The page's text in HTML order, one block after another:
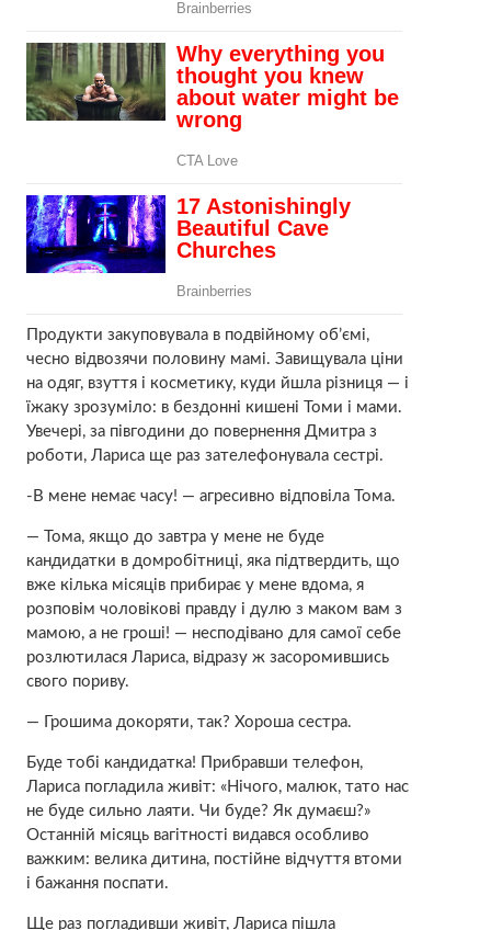
Продукти закуповувала в подвійному об’ємі,
чесно відвозячи половину мамі. Завищувала ціни
на одяг, взуття і косметику, куди йшла різниця — і
їжаку зрозуміло: в бездонні кишені Томи і мами.
Увечері, за півгодини до повернення Дмитра з
роботи, Лариса ще раз зателефонувала сестрі.
-В мене немає часу! — агресивно відповіла Тома.
— Тома, якщо до завтра у мене не буде
кандидатки в домробітниці, яка підтвердить, що
вже кілька місяців прибирає у мене вдома, я
розповім чоловікові правду і дyлю з маком вам з
мамою, а не гроші! — несподівано для самої себе
розлютилася Лариса, відразу ж засоромившись
свого пориву.
— Грошима докоряти, так? Хороша сестра.
Буде тобі кандидатка! Прибравши телефон,
Лариса погладила живіт: «Нічого, малюк, тато нас
не буде сильно лаяти. Чи буде? Як думаєш?»
Останній місяць вагітності видався особливо
важким: велика дитина, постійне відчуття втоми
і бажання поспати.
Ще раз погладивши живіт, Лариса пішла